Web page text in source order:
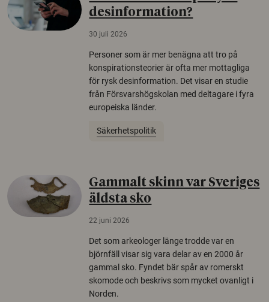
desinformation?
30 juli 2026
Personer som är mer benägna att tro på
konspirationsteorier är ofta mer mottagliga
för rysk desinformation. Det visar en studie
från Försvarshögskolan med deltagare i fyra
europeiska länder.
Säkerhetspolitik
Gammalt skinn var Sveriges
äldsta sko
22 juni 2026
Det som arkeologer länge trodde var en
björnfäll visar sig vara delar av en 2000 år
gammal sko. Fyndet bär spår av romerskt
skomode och beskrivs som mycket ovanligt i
Norden.